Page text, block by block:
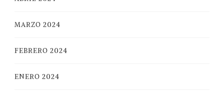
MARZO 2024
FEBRERO 2024
ENERO 2024